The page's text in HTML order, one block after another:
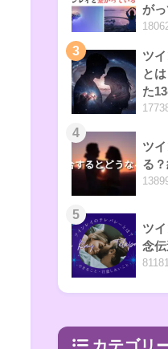
がっ
3
ツ
と
た
4
ツ
る
5
ツ
念